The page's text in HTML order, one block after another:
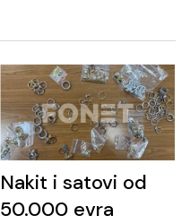
Nakit i satovi od
50.000 evra